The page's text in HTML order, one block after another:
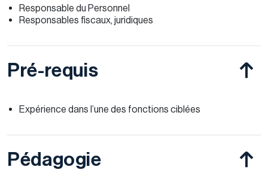
Responsable du Personnel
Responsables fiscaux, juridiques
Pré-requis
Expérience dans l’une des fonctions ciblées
Pédagogie